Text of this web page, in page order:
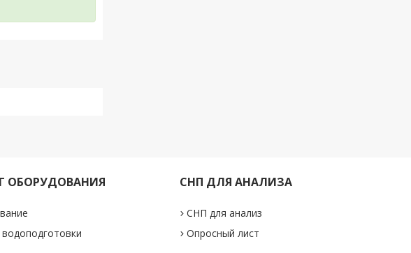
ОБОРУДОВАНИЯ СНП ДЛЯ АНАЛИЗА
СНП для анализ
Опросный лист